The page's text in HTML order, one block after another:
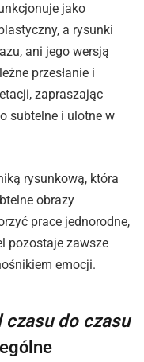
jako
a rysunki
ani jego wersją
przesłanie i
zapraszając
subtelne i ulotne w
rysunkową, która
obrazy
prace jednorodne,
pozostaje zawsze
emocji.
czasu do czasu